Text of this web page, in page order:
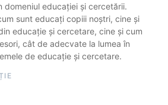
domeniul educației și cercetării.
sunt educați copiii noștri, cine și
educație și cercetare, cine și cum
cât de adecvate la lumea în
de educație și cercetare.